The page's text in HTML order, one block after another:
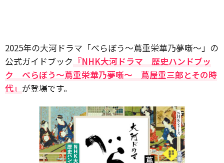
2025年の大河ドラマ「べらぼう～蔦重栄華乃夢噺～」の
公式ガイドブック 『NHK大河ドラマ 歴史ハンドブッ
ク べらぼう～蔦重栄華乃夢噺～ 蔦屋重三郎とその時
代』 が登場です。